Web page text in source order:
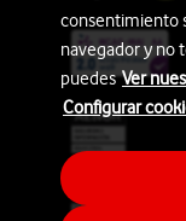
consentimiento
navegador y no
puedesVer
Configurar